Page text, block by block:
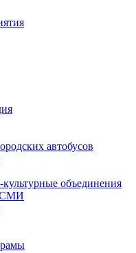
автобусов
объединения
СМИ